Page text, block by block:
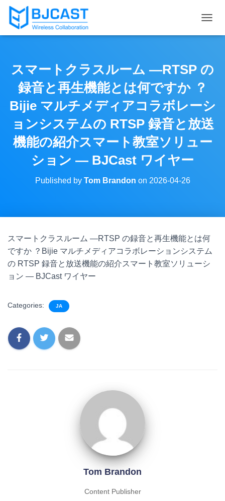
O
L
E
V
I
G
A
T
スマートクラスルーム —RTSP の
録音と再生機能とは何ですか ？
Bijie マルチメディアコラボレーシ
ョンシステムの RTSP 録音と放送
機能の紹介スマート教室ソリュー
ション — BJCast ワイヤー
Published by Tom Brandon on 2026-04-26
スマートクラスルーム —RTSP の録音と再生機能とは何
ですか ？Bijie マルチメディアコラボレーションシステム
の RTSP 録音と放送機能の紹介スマート教室ソリューシ
ョン — BJCast ワイヤー
Categories: JA
Tom Brandon
Content Publisher